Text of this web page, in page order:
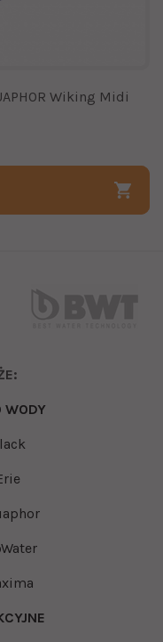
Wiking Midi
WODY